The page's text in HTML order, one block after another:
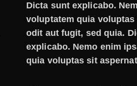
Dicta sunt explicabo.
voluptatem quia
odit aut fugit, sed quia.
explicabo. Nemo enim
quia voluptas sit